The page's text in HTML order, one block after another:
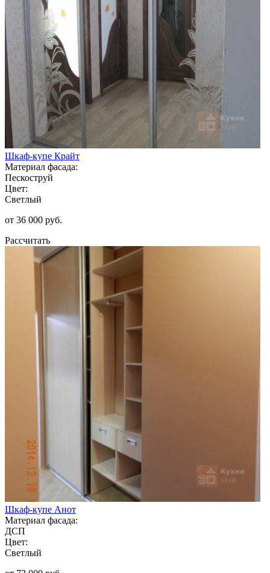
Шкаф-купе Крайт
Материал фасада:
Пескоструй
Цвет:
Светлый
от 36 000 руб.
Рассчитать
Шкаф-купе Анот
Материал фасада:
ДСП
Цвет:
Светлый